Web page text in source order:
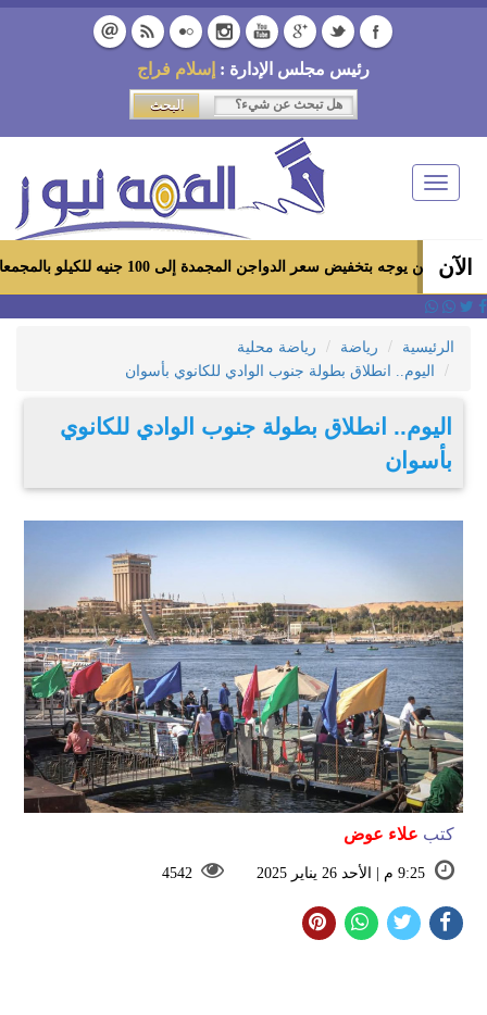
رئيس مجلس الإدارة : إسلام فراج
Toggle
navigation
الآن
بتخفيض سعر الدواجن المجمدة إلى 100 جنيه للكيلو بالمجمعات الاستهلاكية ومعارض «أهلاً رمضان»
الرئيسية رياضة
رياضة محلية
اليوم.. انطلاق بطولة جنوب الوادي للكانوي بأسوان
اليوم.. انطلاق بطولة جنوب الوادي للكانوي
بأسوان
كتب علاء عوض
9:25 م | الأحد 26 يناير 2025 4542